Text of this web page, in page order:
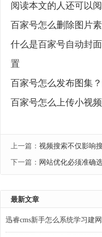
阅读本文的人还可以阅
百家号怎么删除图片
什么是百家号自动封
置
百家号怎么发布图集
百家号怎么上传小视频
上一篇： 视频搜索不仅影响搜索
下一篇： 网站优化必须准确
最新文章
迅睿cms新手怎么系统学习建